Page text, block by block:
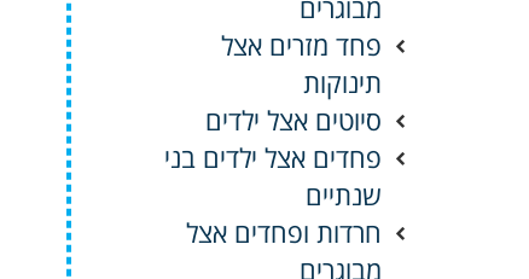
פחד מזרים אצל
תינוקות
סיוטים אצל ילדים
פחדים אצל ילדים בני
שנתיים
חרדות ופחדים אצל
מבוגרים